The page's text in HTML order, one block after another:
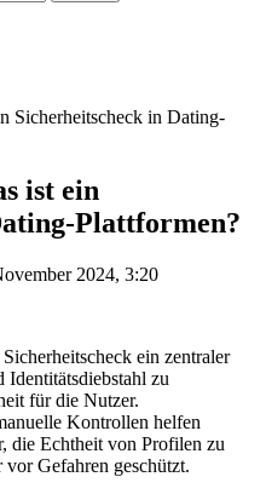
Sicherheitscheck in Dating-
ist ein
Plattformen?
2024, 3:20
ein zentraler
zu
für die Nutzer.
Kontrollen helfen
die Echtheit von Profilen zu
Gefahren geschützt.